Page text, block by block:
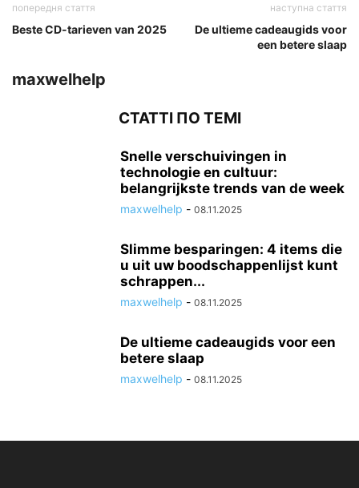
попередня стаття
Beste CD-tarieven van 2025
наступна стаття
De ultieme cadeaugids voor
een betere slaap
maxwelhelp
СТАТТІ ПО ТЕМІ
Snelle verschuivingen in
technologie en cultuur:
belangrijkste trends van de week
maxwelhelp - 08.11.2025
Slimme besparingen: 4 items die
u uit uw boodschappenlijst kunt
schrappen...
maxwelhelp - 08.11.2025
De ultieme cadeaugids voor een
betere slaap
maxwelhelp - 08.11.2025